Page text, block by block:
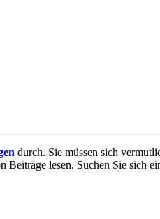
durch. Sie müssen sich
lesen. Suchen Sie sich